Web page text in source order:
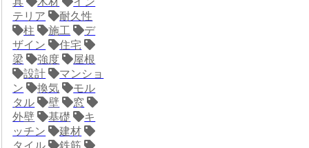
テリア
耐久性
柱
施工
デ
ザイン
住宅
梁
強度
屋根
設計
マンショ
ン
換気
モル
タル
壁
窓
外壁
基礎
キ
ッチン
建材